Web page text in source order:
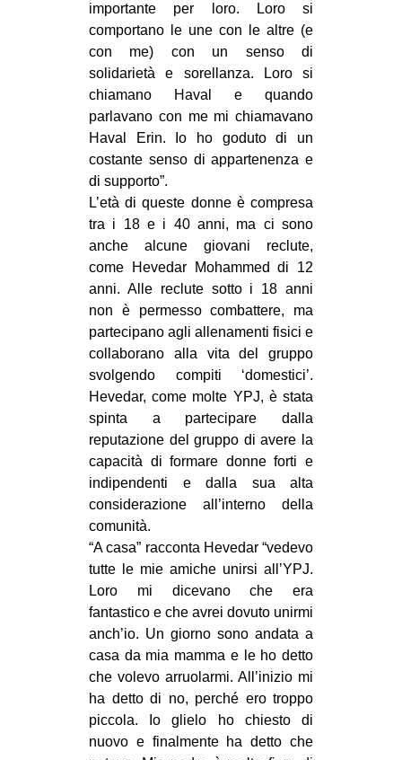
importante per loro. Loro si
comportano le une con le altre (e
con me) con un senso di
solidarietà e sorellanza. Loro si
chiamano Haval e quando
parlavano con me mi chiamavano
Haval Erin. Io ho goduto di un
costante senso di appartenenza e
di supporto”.
L’età di queste donne è compresa
tra i 18 e i 40 anni, ma ci sono
anche alcune giovani reclute,
come Hevedar Mohammed di 12
anni. Alle reclute sotto i 18 anni
non è permesso combattere, ma
partecipano agli allenamenti fisici e
collaborano alla vita del gruppo
svolgendo compiti ‘domestici’.
Hevedar, come molte YPJ, è stata
spinta a partecipare dalla
reputazione del gruppo di avere la
capacità di formare donne forti e
indipendenti e dalla sua alta
considerazione all’interno della
comunità.
“A casa” racconta Hevedar “vedevo
tutte le mie amiche unirsi all’YPJ.
Loro mi dicevano che era
fantastico e che avrei dovuto unirmi
anch’io. Un giorno sono andata a
casa da mia mamma e le ho detto
che volevo arruolarmi. All’inizio mi
ha detto di no, perché ero troppo
piccola. Io glielo ho chiesto di
nuovo e finalmente ha detto che